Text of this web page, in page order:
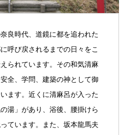
良時代、道鏡に都を追われた
呼び戻されるまでの日々をこ
られています。その和気清麻
全、学問、建築の神として御
ます。近くに清麻呂が入った
湯」があり、浴後、腰掛けら
ています。また、坂本龍馬夫